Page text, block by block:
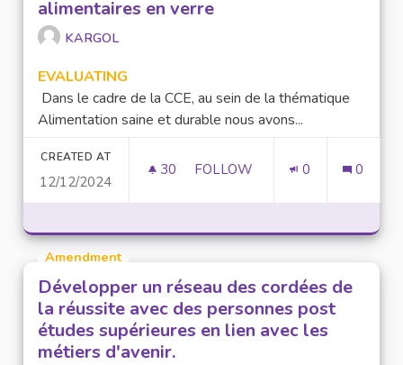
alimentaires en verre
KARGOL
EVALUATING
Dans le cadre de la CCE, au sein de la thématique
Alimentation saine et durable nous avons...
CREATED AT
12/12/2024
30 30 FOLLOWERS
FOLLOW 0 0
Amendment
Développer un réseau des cordées de
la réussite avec des personnes post
études supérieures en lien avec les
métiers d'avenir.